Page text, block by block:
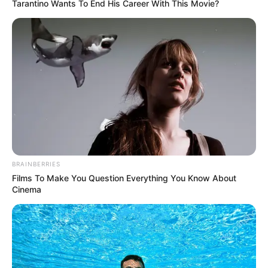
jalan yang lurus. Kisah Nabi Syuaib dan kaumnya disebut empat
kali di dalam Alquran, yakni Surat Hud, Al Araf, Al Ankabut, dan
Asy Syu’ara.
Baca juga:Kain Sasirangan Suku Banjar, Pernah Menjadi
Pengusir Roh Jahat
Nabi Syuaib diutus untuk berdakwah kepada
penduduk Madyan yang sering berbuat curang
Tarantino Wants To End His Career With This Movie?
BRAINBERRIES
Films To Make You Question Everything You Know About
Cinema